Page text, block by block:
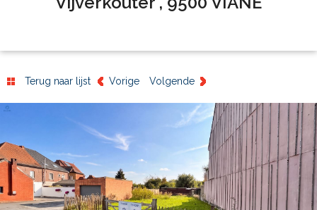
Terug naar lijst Vorige Volgende